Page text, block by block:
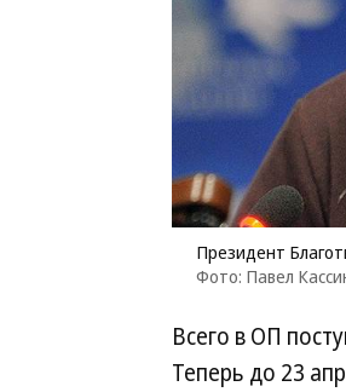
Президент
Фото: Павел
Всего в ОП
Теперь до 23